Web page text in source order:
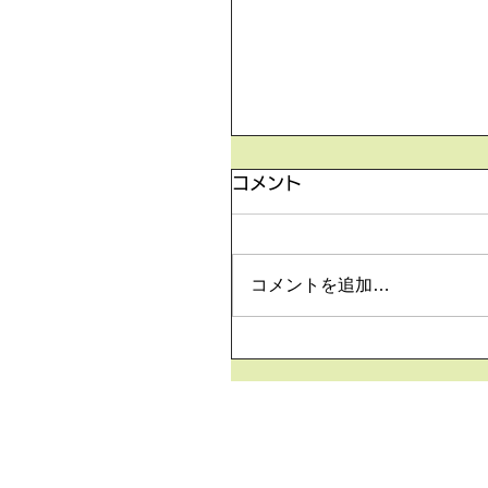
5月26日の無料体験レッス
より空きがございます。 ご
は下記お問い合わせフォーム
m/contact-us どうぞよろし
コメント
コメントを追加…